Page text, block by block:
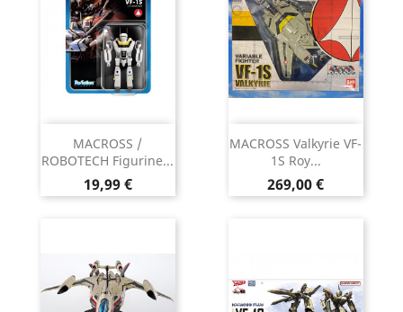
MACROSS /
ROBOTECH Figurine...
Prix
19,99 €
MACROSS Valkyrie VF-
1S Roy...
Prix
269,00 €